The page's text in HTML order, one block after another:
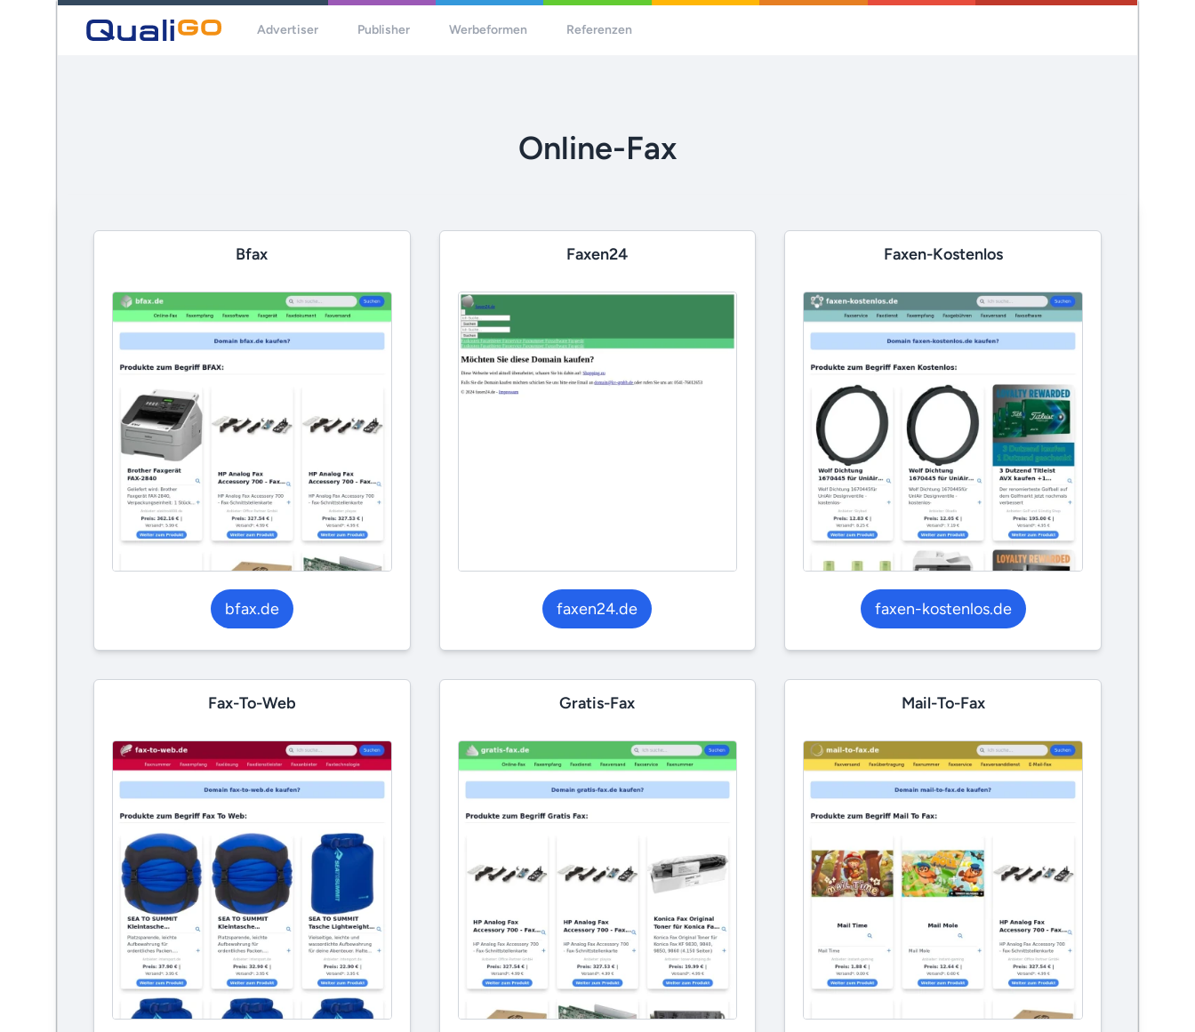
Advertiser Publisher Werbeformen Referenzen
Online-Fax
Bfax
bfax.de
Faxen24
faxen24.de
Faxen-Kostenlos
faxen-kostenlos.de
Fax-To-Web Gratis-Fax Mail-To-Fax